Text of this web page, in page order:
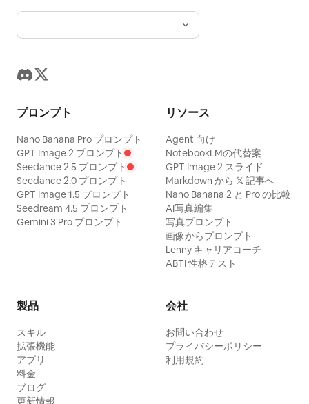
プロンプト
Nano Banana Pro プロンプト
GPT Image 2 プロンプト
Seedance 2.5 プロンプト
Seedance 2.0 プロンプト
GPT Image 1.5 プロンプト
Seedream 4.5 プロンプト
Gemini 3 Pro プロンプト
リソース
Agent 向け
NotebookLMの代替案
GPT Image 2 スライド
Markdown から 𝕏 記事へ
Nano Banana 2 と Pro の比較
AI写真編集
写真プロンプト
画像からプロンプト
Lenny キャリアコーチ
ABTI 性格テスト
製品
スキル
拡張機能
アプリ
料金
ブログ
更新情報
会社
お問い合わせ
プライバシーポリシー
利用規約